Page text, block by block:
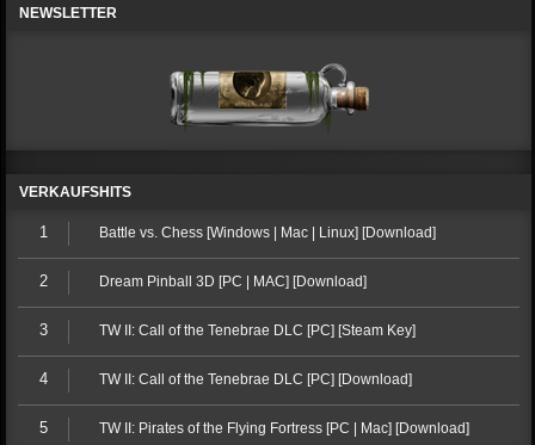
NEWSLETTER
VERKAUFSHITS
1 Battle vs. Chess [Windows | Mac | Linux] [Download]
2 Dream Pinball 3D [PC | MAC] [Download]
3 TW II: Call of the Tenebrae DLC [PC] [Steam Key]
4 TW II: Call of the Tenebrae DLC [PC] [Download]
5 TW II: Pirates of the Flying Fortress [PC | Mac] [Download]